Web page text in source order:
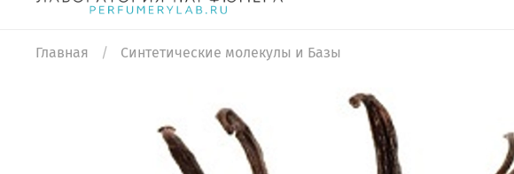
Главная Синтетические молекулы и Базы